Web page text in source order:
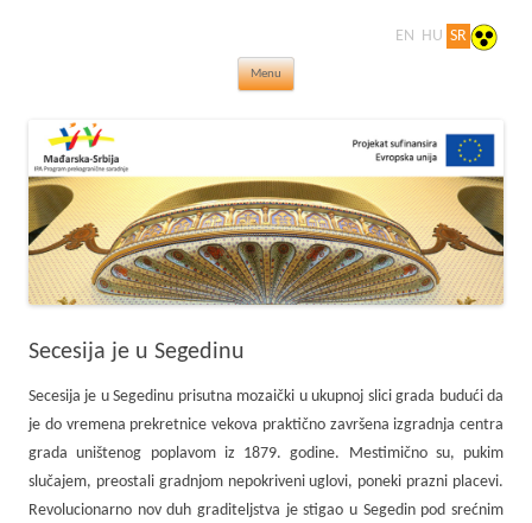
EN HU SR
Dragulji na prekretnici vekova – putovanje
kroz čudesan svet secesije
Menu
Secesija je u Segedinu
Secesija je u Segedinu prisutna mozaički u ukupnoj slici grada budući da
je do vremena prekretnice vekova praktično završena izgradnja centra
grada uništenog poplavom iz 1879. godine. Mestimično su, pukim
slučajem, preostali gradnjom nepokriveni uglovi, poneki prazni placevi.
Revolucionarno nov duh graditeljstva je stigao u Segedin pod srećnim